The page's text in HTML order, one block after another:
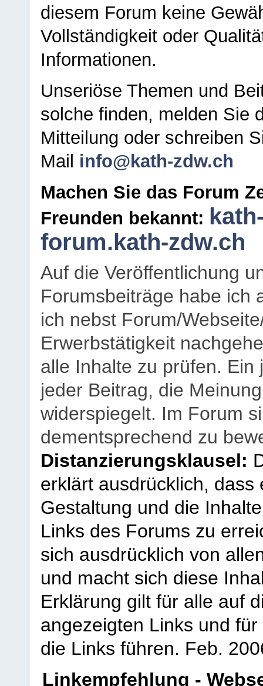
diesem Forum keine
Vollständigkeit oder
Informationen.
Unseriöse Themen und
solche finden, melden Sie
Mitteilung oder schreiben
Mail info@kath-zdw.ch
Machen Sie das Forum
Freunden bekannt:
forum.kath-zdw.ch
Auf die Veröffentlichung
Forumsbeiträge habe ich
ich nebst Forum/
Erwerbstätigkeit
alle Inhalte zu prüfen.
jeder Beitrag, die
widerspiegelt. Im Forum
dementsprechend zu
Distanzierungsklausel:
erklärt ausdrücklich,
Gestaltung und die
Links des Forums zu
sich ausdrücklich von
und macht sich diese
Erklärung gilt für alle auf
angezeigten Links und
die Links führen. Feb.
Linkempfehlung -